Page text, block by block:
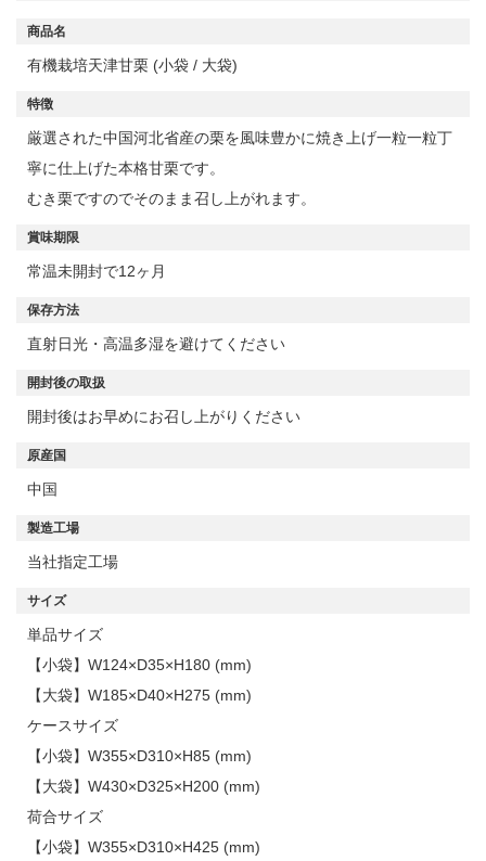
商品名
有機栽培天津甘栗 (小袋 / 大袋)
特徴
厳選された中国河北省産の栗を風味豊かに焼き上げ一粒一粒丁
寧に仕上げた本格甘栗です。
むき栗ですのでそのまま召し上がれます。
賞味期限
常温未開封で12ヶ月
保存方法
直射日光・高温多湿を避けてください
開封後の取扱
開封後はお早めにお召し上がりください
原産国
中国
製造工場
当社指定工場
サイズ
単品サイズ
【小袋】W124×D35×H180 (mm)
【大袋】W185×D40×H275 (mm)
ケースサイズ
【小袋】W355×D310×H85 (mm)
【大袋】W430×D325×H200 (mm)
荷合サイズ
【小袋】W355×D310×H425 (mm)